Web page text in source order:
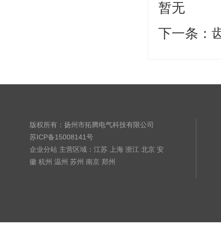
暂无
下一条：
版权所有：扬州市拓腾电气科技有限公司
苏ICP备15008141号
企业分站 主营区域： 江苏 上海 浙江 北京 安
徽 杭州 温州 苏州 南京 郑州